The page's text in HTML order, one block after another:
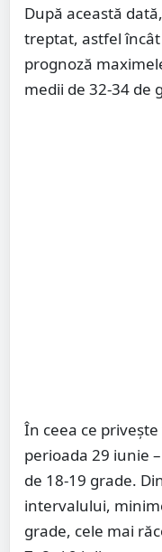
După această
treptat, astfel
prognoză
medii de 32-34 de
În ceea ce
perioada 29 iunie
de 18-19 grade.
intervalului,
grade, cele mai